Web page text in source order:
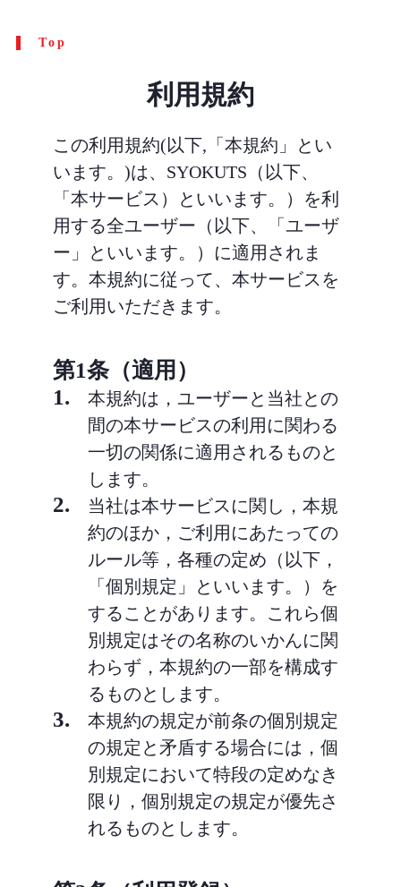
Top
利用規約
この利用規約(以下,「本規約」とい
います。)は、SYOKUTS（以下、
「本サービス）といいます。）を利
用する全ユーザー（以下、「ユーザ
ー」といいます。）に適用されま
す。本規約に従って、本サービスを
ご利用いただきます。
第1条（適用）
1.
本規約は，ユーザーと当社との
間の本サービスの利用に関わる
一切の関係に適用されるものと
します。
2.
当社は本サービスに関し，本規
約のほか，ご利用にあたっての
ルール等，各種の定め（以下，
「個別規定」といいます。）を
することがあります。これら個
別規定はその名称のいかんに関
わらず，本規約の一部を構成す
るものとします。
3.
本規約の規定が前条の個別規定
の規定と矛盾する場合には，個
別規定において特段の定めなき
限り，個別規定の規定が優先さ
れるものとします。